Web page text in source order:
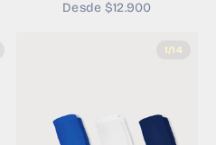
Precio de oferta
Desde $12.900
1/14